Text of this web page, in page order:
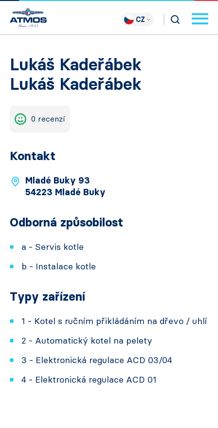
CZ
Lukáš Kadeřábek
Lukáš Kadeřábek
0 recenzí
Kontakt
Mladé Buky 93
54223 Mladé Buky
Odborná způsobilost
a - Servis kotle
b - Instalace kotle
Typy zařízení
1 - Kotel s ručním přikládáním na dřevo / uhlí
2 - Automatický kotel na pelety
3 - Elektronická regulace ACD 03/04
4 - Elektronická regulace ACD 01